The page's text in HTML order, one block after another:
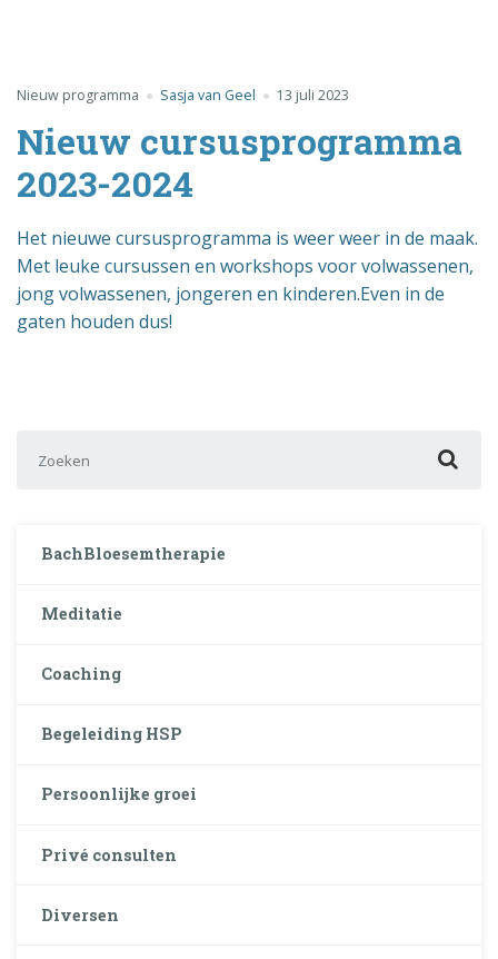
Nieuw programma Sasja van Geel 13 juli 2023
Nieuw cursusprogramma
2023-2024
Het nieuwe cursusprogramma is weer weer in de maak.
Met leuke cursussen en workshops voor volwassenen,
jong volwassenen, jongeren en kinderen.Even in de
gaten houden dus!
BachBloesemtherapie
Meditatie
Coaching
Begeleiding HSP
Persoonlijke groei
Privé consulten
Diversen